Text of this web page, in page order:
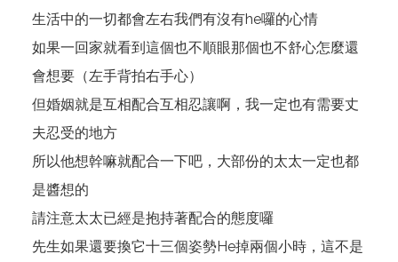
生活中的一切都會左右我們有沒有he囉的心情
如果一回家就看到這個也不順眼那個也不舒心怎麼還
會想要（左手背拍右手心）
但婚姻就是互相配合互相忍讓啊，我一定也有需要丈
夫忍受的地方
所以他想幹嘛就配合一下吧，大部份的太太一定也都
是醬想的
請注意太太已經是抱持著配合的態度囉
先生如果還要換它十三個姿勢He掉兩個小時，這不是